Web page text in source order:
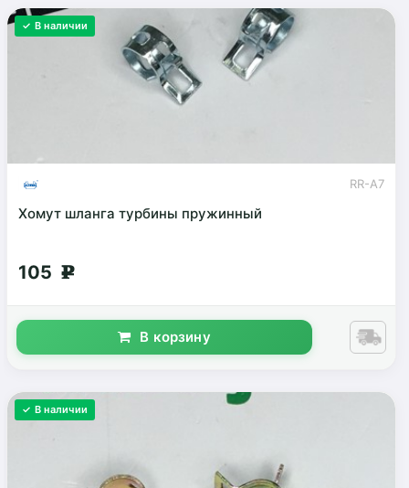
✓ В наличии
RR-A7
Хомут шланга турбины пружинный
105 g
В корзину
✓ В наличии